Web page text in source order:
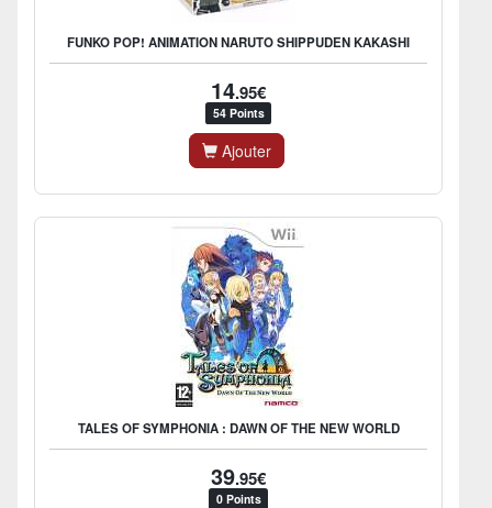
FUNKO POP! ANIMATION NARUTO SHIPPUDEN KAKASHI
14.95€
54 Points
Ajouter
TALES OF SYMPHONIA : DAWN OF THE NEW WORLD
39.95€
0 Points